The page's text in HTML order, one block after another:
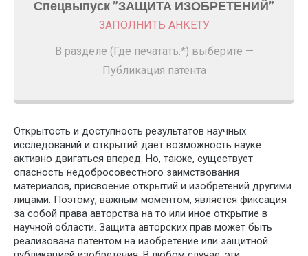
Спецвыпуск "ЗАЩИТА ИЗОБРЕТЕНИЙ"
ЗАПОЛНИТЬ АНКЕТУ
В разделе (Где печатать:*) выберите —
Публикация патента
Открытость и доступность результатов научных
исследований и открытий дает возможность науке
активно двигаться вперед. Но, также, существует
опасность недобросовестного заимствования
материалов, присвоение открытий и изобретений другими
лицами. Поэтому, важным моментом, является фиксация
за собой права авторства на то или иное открытие в
научной области. Защита авторских прав может быть
реализована патентом на изобретение или защитной